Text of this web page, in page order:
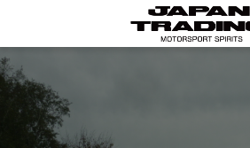
在庫車